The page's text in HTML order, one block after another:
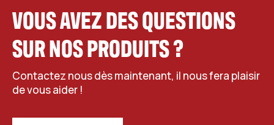
VOUS AVEZ DES QUESTIONS
SUR NOS PRODUITS ?
Contactez nous dès maintenant, il nous fera plaisir
de vous aider !